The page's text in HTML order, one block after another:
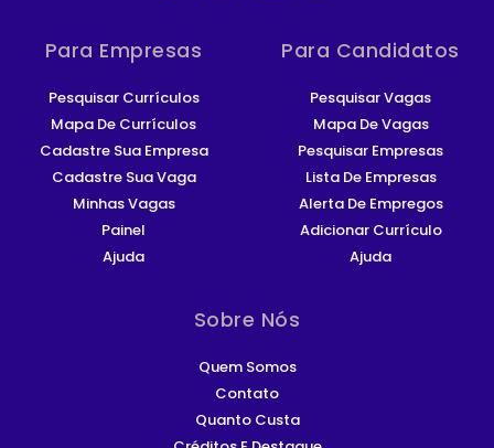
Para Empresas
Pesquisar Currículos
Mapa De Currículos
Cadastre Sua Empresa
Cadastre Sua Vaga
Minhas Vagas
Painel
Ajuda
Para Candidatos
Pesquisar Vagas
Mapa De Vagas
Pesquisar Empresas
Lista De Empresas
Alerta De Empregos
Adicionar Currículo
Ajuda
Sobre Nós
Quem Somos
Contato
Quanto Custa